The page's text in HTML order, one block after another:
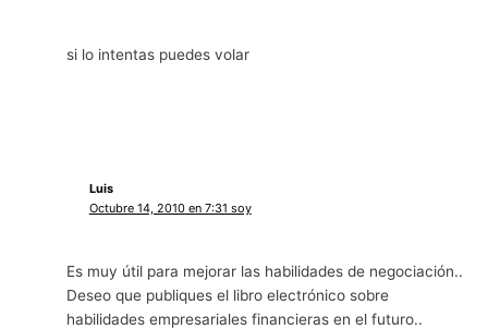
si lo intentas puedes volar
Luis
Octubre 14, 2010 en 7:31 soy
Es muy útil para mejorar las habilidades de negociación..
Deseo que publiques el libro electrónico sobre
habilidades empresariales financieras en el futuro..